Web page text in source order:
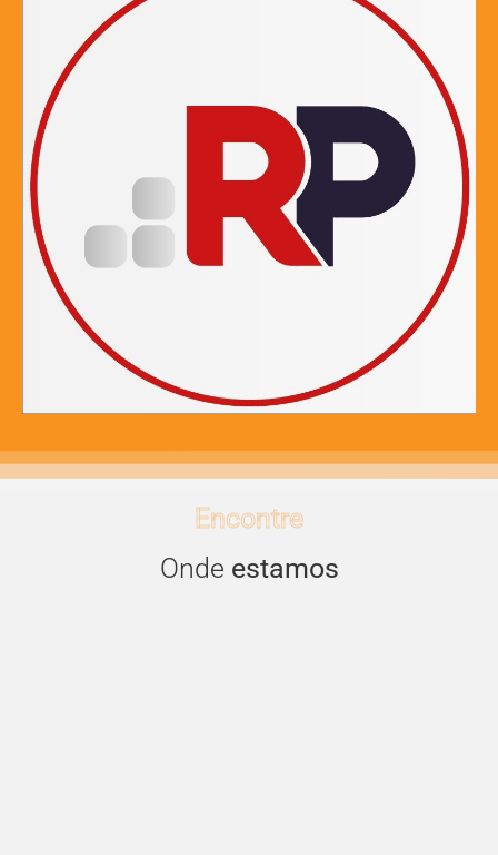
Encontre
Onde estamos